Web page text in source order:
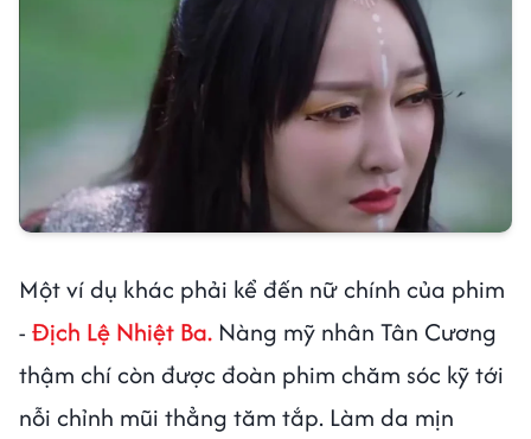
Một ví dụ khác phải kể đến nữ chính của phim
- Địch Lệ Nhiệt Ba. Nàng mỹ nhân Tân Cương
thậm chí còn được đoàn phim chăm sóc kỹ tới
nỗi chỉnh mũi thẳng tăm tắp. Làm da mịn